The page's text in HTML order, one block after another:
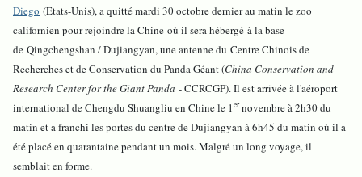
Diego (Etats-Unis), a quitté mardi 30 octobre dernier au matin le zoo
californien pour rejoindre la Chine où il sera hébergé à la base
de Qingchengshan / Dujiangyan, une antenne du Centre Chinois de
Recherches et de Conservation du Panda Géant (China Conservation and
Research Center for the Giant Panda - CCRCGP). Il est arrivée à l'aéroport
international de Chengdu Shuangliu en Chine le 1ernovembre à 2h30 du
matin et a franchi les portes du centre de Dujiangyan à 6h45 du matin où il a
été placé en quarantaine pendant un mois. Malgré un long voyage, il
semblait en forme.